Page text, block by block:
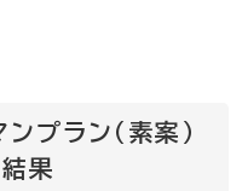
プラン（素案）
果